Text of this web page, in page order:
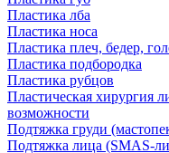
Пластика лба
Пластика носа
Пластика плеч, бедер,
Пластика подбородка
Пластика рубцов
Пластическая хирургия
возможности
Подтяжка груди
Подтяжка лица (SMAS-